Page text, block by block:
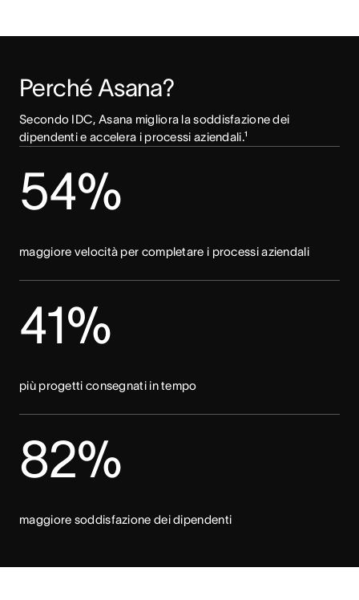
Perché Asana?
Secondo IDC, Asana migliora la soddisfazione dei
dipendenti e accelera i processi aziendali.¹
54%
maggiore velocità per completare i processi aziendali
41%
più progetti consegnati in tempo
82%
maggiore soddisfazione dei dipendenti